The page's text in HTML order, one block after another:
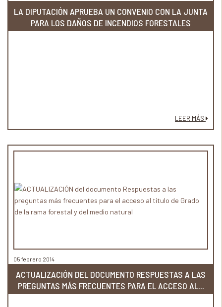
LA DIPUTACIÓN APRUEBA UN CONVENIO CON LA JUNTA
PARA LOS DAÑOS DE INCENDIOS FORESTALES
LEER MÁS
05 febrero 2014
ACTUALIZACIÓN DEL DOCUMENTO RESPUESTAS A LAS
PREGUNTAS MÁS FRECUENTES PARA EL ACCESO AL...